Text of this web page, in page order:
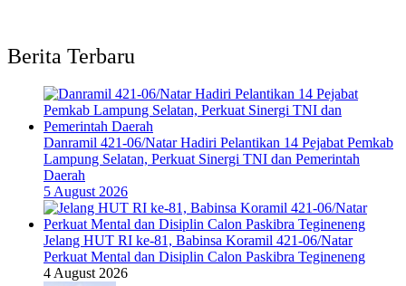
Berita Terbaru
Danramil 421-06/Natar Hadiri Pelantikan 14 Pejabat Pemkab
Lampung Selatan, Perkuat Sinergi TNI dan Pemerintah
Daerah
5 August 2026
Jelang HUT RI ke-81, Babinsa Koramil 421-06/Natar
Perkuat Mental dan Disiplin Calon Paskibra Tegineneng
4 August 2026